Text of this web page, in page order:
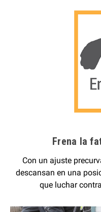
Frena la
Con un ajuste
descansan en una
que luchar